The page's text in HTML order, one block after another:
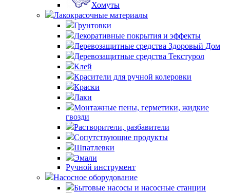
Хомуты
Лакокрасочные материалы
Грунтовки
Декоративные покрытия и эффекты
Деревозащитные средства Здоровый Дом
Деревозащитные средства Текстурол
Клей
Красители для ручной колеровки
Краски
Лаки
Монтажные пены, герметики, жидкие
гвозди
Растворители, разбавители
Сопутствующие продукты
Шпатлевки
Эмали
Ручной инструмент
Насосное оборудование
Бытовые насосы и насосные станции